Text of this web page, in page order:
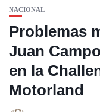
NACIONAL
Problemas
Juan
en la
Motorland